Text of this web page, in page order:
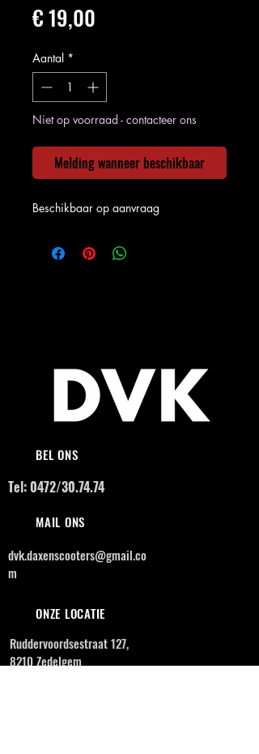
€ 19,00
Aantal *
Niet op voorraad - contacteer ons
Melding wanneer beschikbaar
Beschikbaar op aanvraag
BEL ONS
Tel: 0472/30.74.74
MAIL ONS
dvk.daxenscooters@gmail.co
m
ONZE LOCATIE
Ruddervoordsestraat 127,
8210 Zedelgem